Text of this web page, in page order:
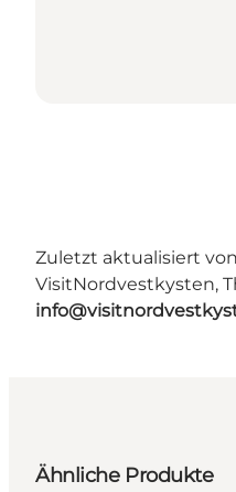
Zuletzt aktualisiert
VisitNordvestkysten,
Ähnliche Produkte